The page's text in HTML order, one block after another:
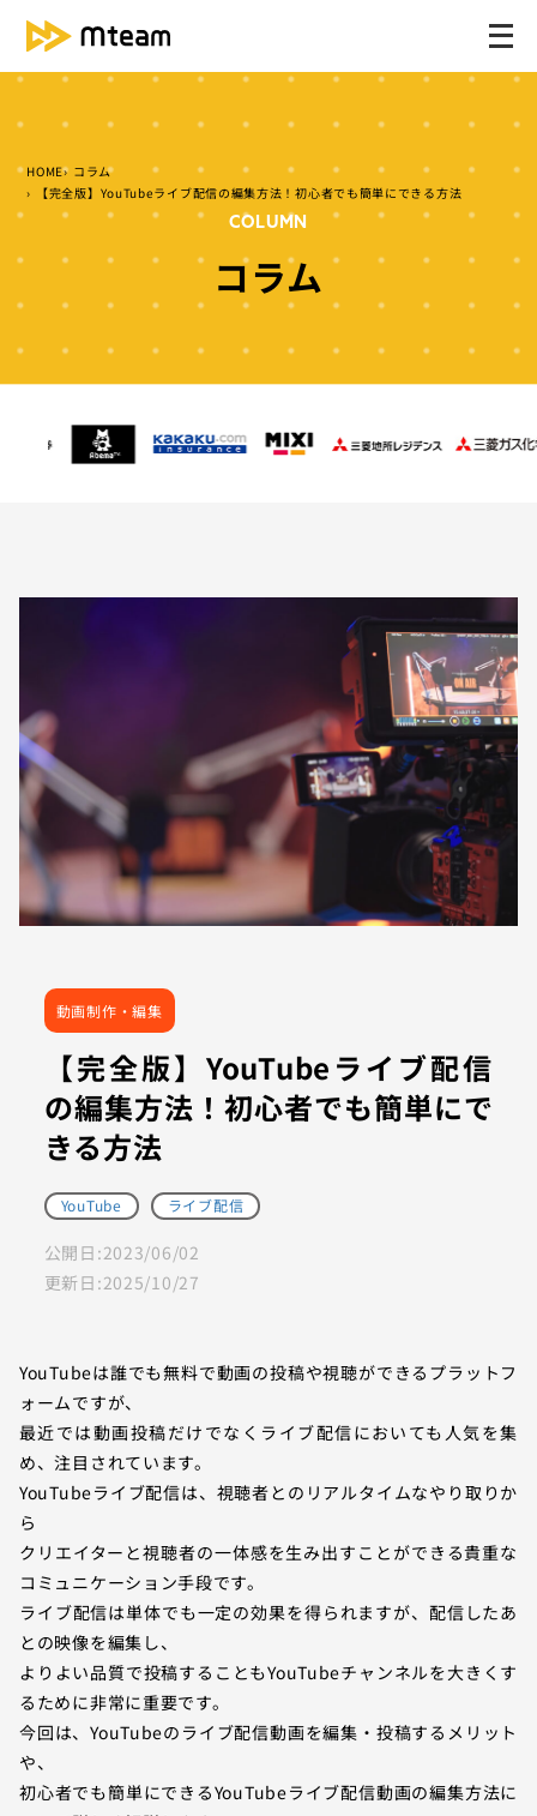
メ
HOME コラム
【完全版】YouTubeライブ配信の編集方法！初心者でも簡単にできる方法
COLUMN
コラム
動画制作・編集
【完全版】YouTubeライブ配信
の編集方法！初心者でも簡単にで
きる方法
YouTube ライブ配信
公開日:2023/06/02
更新日:2025/10/27
YouTubeは誰でも無料で動画の投稿や視聴ができるプラットフ
ォームですが、
最近では動画投稿だけでなくライブ配信においても人気を集
め、注目されています。
YouTubeライブ配信は、視聴者とのリアルタイムなやり取りか
ら
クリエイターと視聴者の一体感を生み出すことができる貴重な
コミュニケーション手段です。
ライブ配信は単体でも一定の効果を得られますが、配信したあ
との映像を編集し、
よりよい品質で投稿することもYouTubeチャンネルを大きくす
るために非常に重要です。
今回は、YouTubeのライブ配信動画を編集・投稿するメリット
や、
初心者でも簡単にできるYouTubeライブ配信動画の編集方法に